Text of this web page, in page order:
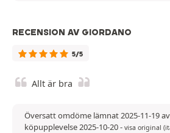
RECENSION AV GIORDANO
5/5
Allt är bra
Översatt omdöme lämnat 2025-11-19
köpupplevelse 2025-10-20- visa original